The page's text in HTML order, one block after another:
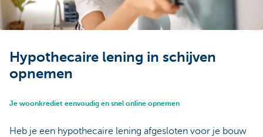
Hypothecaire lening in schijven
opnemen
Je woonkrediet eenvoudig en snel online opnemen
Heb je een hypothecaire lening afgesloten voor je bouw